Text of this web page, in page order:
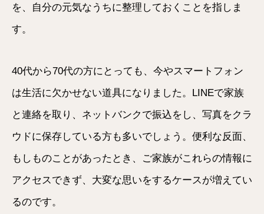
を、自分の元気なうちに整理しておくことを指しま
す。
40代から70代の方にとっても、今やスマートフォン
は生活に欠かせない道具になりました。LINEで家族
と連絡を取り、ネットバンクで振込をし、写真をクラ
ウドに保存している方も多いでしょう。便利な反面、
もしものことがあったとき、ご家族がこれらの情報に
アクセスできず、大変な思いをするケースが増えてい
るのです。